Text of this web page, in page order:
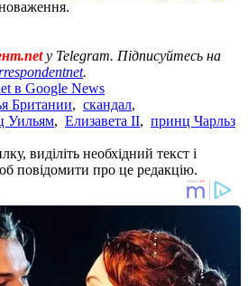
у Telegram. Підписуйтесь на
.
в Google News
Британии, скандал,
Уильям, Елизавета II, принц Чарльз
виділіть необхідний текст і
повідомити про це редакцію.